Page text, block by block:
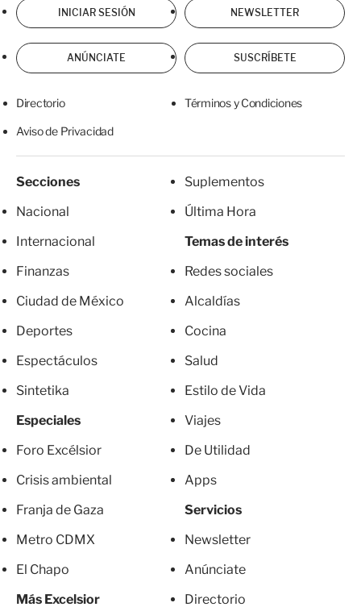
INICIAR SESIÓN NEWSLETTER
ANÚNCIATE SUSCRÍBETE
Directorio Términos y Condiciones
Aviso de Privacidad
Secciones
Nacional
Internacional
Finanzas
Ciudad de México
Deportes
Espectáculos
Sintetika
Especiales
Foro Excélsior
Crisis ambiental
Franja de Gaza
Metro CDMX
El Chapo
Más Excelsior
Suplementos
Última Hora
Temas de interés
Redes sociales
Alcaldías
Cocina
Salud
Estilo de Vida
Viajes
De Utilidad
Apps
Servicios
Newsletter
Anúnciate
Directorio